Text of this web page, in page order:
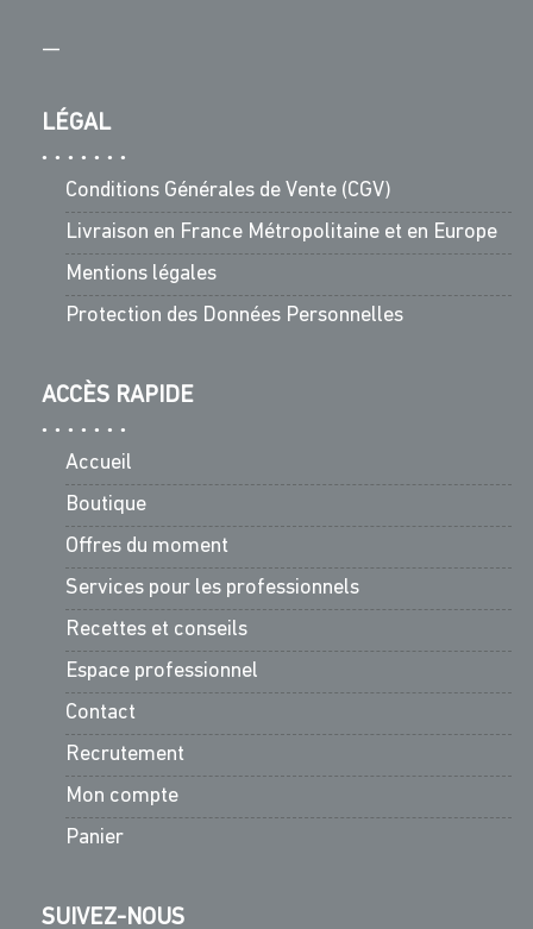
—
LÉGAL
Conditions Générales de Vente (CGV)
Livraison en France Métropolitaine et en Europe
Mentions légales
Protection des Données Personnelles
ACCÈS RAPIDE
Accueil
Boutique
Offres du moment
Services pour les professionnels
Recettes et conseils
Espace professionnel
Contact
Recrutement
Mon compte
Panier
SUIVEZ-NOUS